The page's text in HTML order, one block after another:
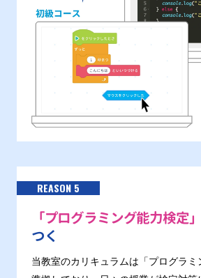
REASON 5
「プログラミング能力検定
つく
当教室のカリキュラムは「プログラミ